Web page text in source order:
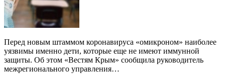
Перед новым штаммом коронавируса «омикроном» наиболее
уязвимы именно дети, которые еще не имеют иммунной
защиты. Об этом «Вестям Крым» сообщила руководитель
межрегионального управления…